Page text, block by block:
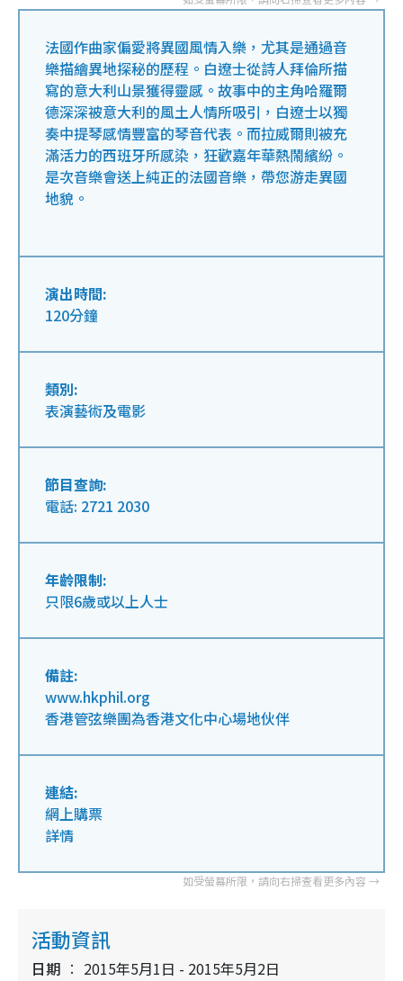
法國作曲家偏愛將異國風情入樂，尤其是通過音
樂描繪異地探秘的歷程。白遼士從詩人拜倫所描
寫的意大利山景獲得靈感。故事中的主角哈羅爾
德深深被意大利的風土人情所吸引，白遼士以獨
奏中提琴感情豐富的琴音代表。而拉威爾則被充
滿活力的西班牙所感染，狂歡嘉年華熱鬧繽紛。
是次音樂會送上純正的法國音樂，帶您游走異國
地貌。
演出時間:
120分鐘
類別:
表演藝術及電影
節目查詢:
電話: 2721 2030
年齡限制:
只限6歲或以上人士
備註:
www.hkphil.org
香港管弦樂團為香港文化中心場地伙伴
連結:
網上購票
詳情
活動資訊
日期 2015年5月1日 - 2015年5月2日